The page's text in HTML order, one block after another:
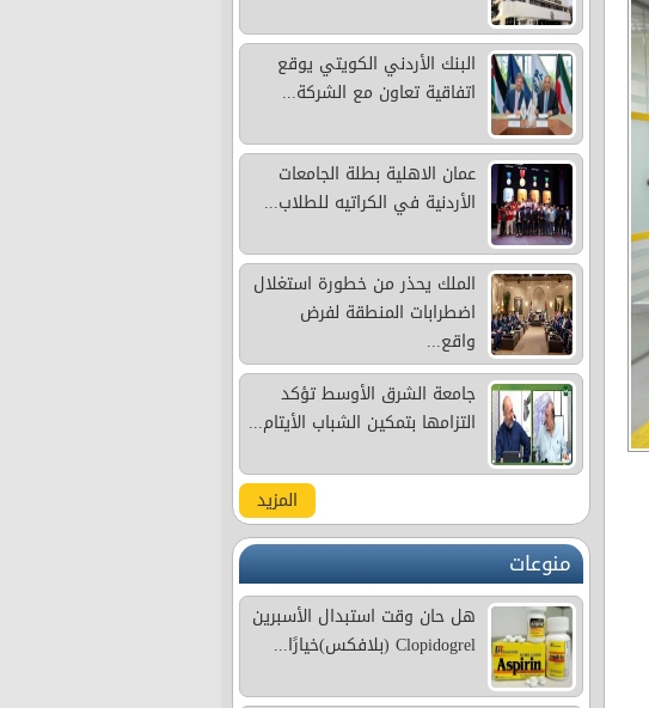
البنك الأردني الكويتي يوقع
اتفاقية تعاون مع الشركة...
عمان الاهلية بطلة الجامعات
الأردنية في الكراتيه للطلاب...
الملك يحذر من خطورة استغلال
اضطرابات المنطقة لفرض
واقع...
جامعة الشرق الأوسط تؤكد
التزامها بتمكين الشباب الأيتام...
المزيد
منوعات
هل حان وقت استبدال الأسبرين
Clopidogrel (بلافكس)خيارًا...